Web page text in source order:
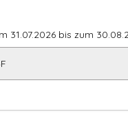
31.07.2026 bis zum